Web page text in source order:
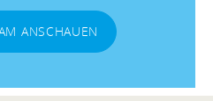
ANSCHAUEN